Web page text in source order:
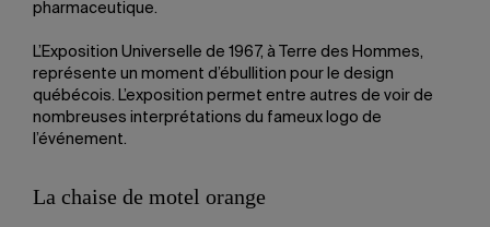
pharmaceutique.
L’Exposition Universelle de 1967, à Terre des Hommes,
représente un moment d’ébullition pour le design
québécois. L’exposition permet entre autres de voir de
nombreuses interprétations du fameux logo de
l’événement.
La chaise de motel orange